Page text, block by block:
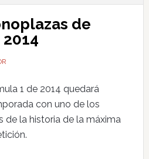
de
1 de 2014 quedará
con uno de los
de la historia de la máxima